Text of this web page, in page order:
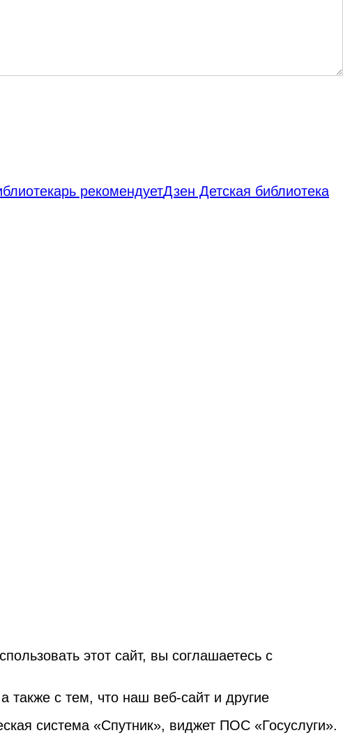
рекомендуетДзен Детская библиотека
этот сайт, вы соглашаетесь с
также с тем, что наш веб-сайт и другие
система «Спутник», виджет ПОС «Госуслуги».